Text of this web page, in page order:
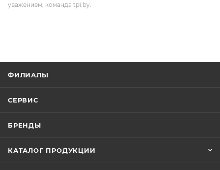
уважением, команда tpi.by.
ФИЛИАЛЫ
СЕРВИС
БРЕНДЫ
КАТАЛОГ ПРОДУКЦИИ